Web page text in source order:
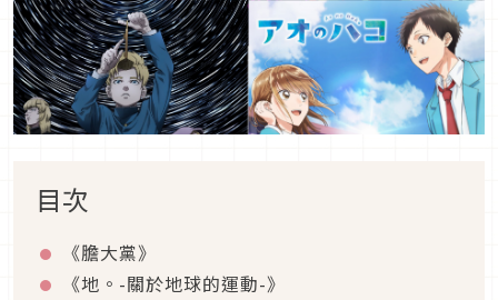
目次
《膽大黨》
《地。-關於地球的運動-》